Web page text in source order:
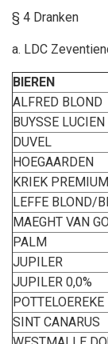
§ 4 Dranken
a. LDC
BIEREN
ALFRED BLOND
BUYSSE
DUVEL
HOEGAARDEN
KRIEK
LEFFE BLOND/
MAEGHT VAN
PALM
JUPILER
JUPILER 0,0%
POTTELOEREKE
SINT CANARUS